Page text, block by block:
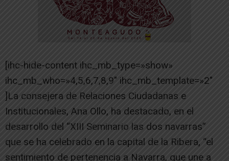
[ihc-hide-content ihc_mb_type=»show»
ihc_mb_who=»4,5,6,7,8,9″ ihc_mb_template=»2″
]La consejera de Relaciones Ciudadanas e
Institucionales, Ana Ollo, ha destacado, en el
desarrollo del “XIII Seminario las dos navarras”
que se ha celebrado en la capital de la Ribera, “el
sentimiento de pertenencia a Navarra, que une a